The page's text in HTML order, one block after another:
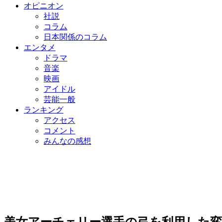
オピニオン
社説
コラム
日本関係のコラム
エンタメ
ドラマ
音楽
映画
アイドル
芸能一般
ランキング
アクセス
コメント
みんなの感想